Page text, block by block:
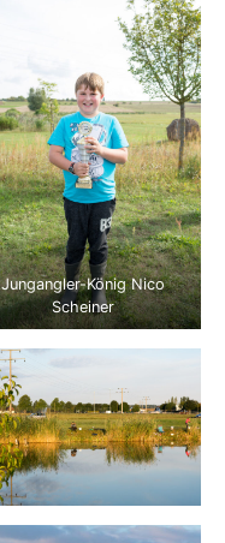
Jungangler-König Nico
Scheiner